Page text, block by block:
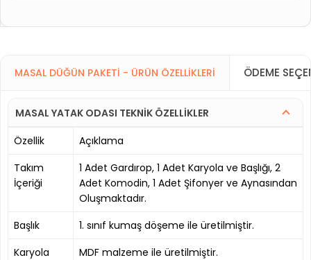
MASAL DÜĞÜN PAKETI - ÜRÜN ÖZELLIKLERI ÖDEME
MASAL YATAK ODASI TEKNİK ÖZELLİKLER
Özellik
Açıklama
Takım
İçeriği
1 Adet Gardırop, 1 Adet Karyola ve Başlığı, 2
Adet Komodin, 1 Adet Şifonyer ve Aynasından
Oluşmaktadır.
Başlık
1. sınıf kumaş döşeme ile üretilmiştir.
Karyola
MDF malzeme ile üretilmiştir.